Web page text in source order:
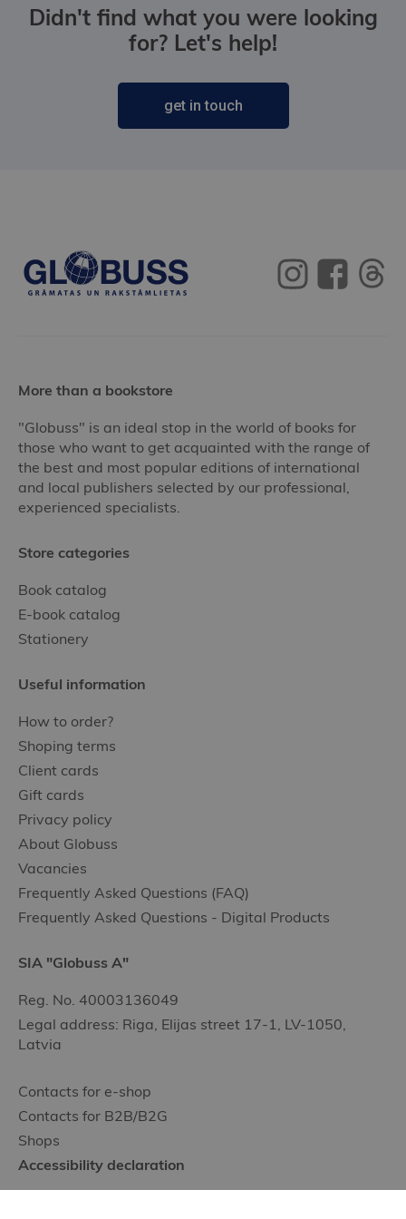
Didn't find what you were looking
for? Let's help!
get in touch
More than a bookstore
"Globuss" is an ideal stop in the world of books for
those who want to get acquainted with the range of
the best and most popular editions of international
and local publishers selected by our professional,
experienced specialists.
Store categories
Book catalog
E-book catalog
Stationery
Useful information
How to order?
Shoping terms
Client cards
Gift cards
Privacy policy
About Globuss
Vacancies
Frequently Asked Questions (FAQ)
Frequently Asked Questions - Digital Products
SIA "Globuss A"
Reg. No. 40003136049
Legal address: Riga, Elijas street 17-1, LV-1050,
Latvia
Contacts for e-shop
Contacts for B2B/B2G
Shops
Accessibility declaration